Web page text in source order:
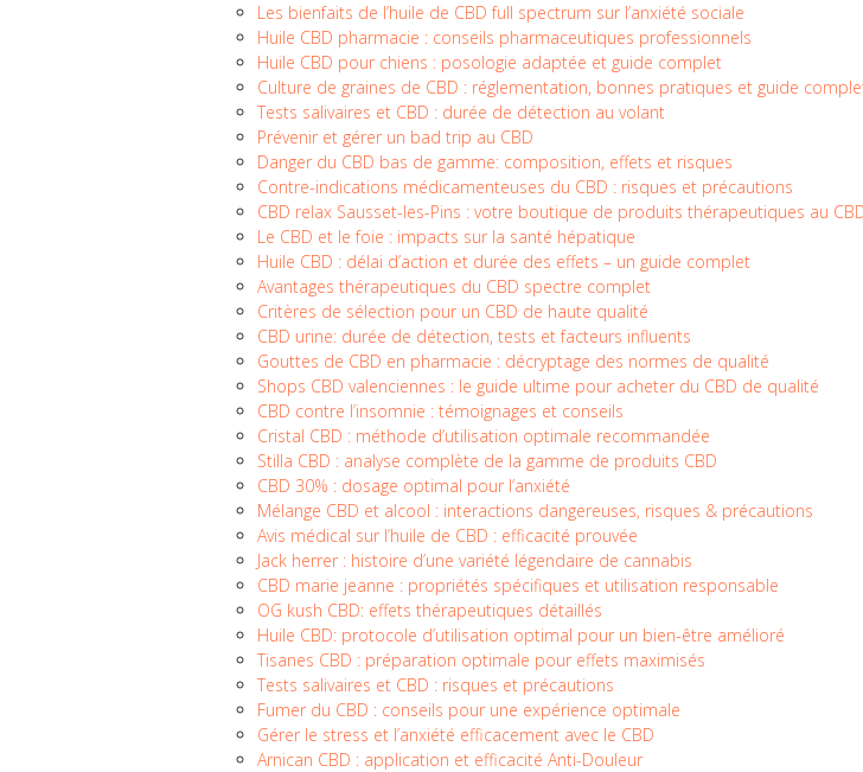
Les bienfaits de l’huile de CBD full spectrum sur l’anxiété sociale
Huile CBD pharmacie : conseils pharmaceutiques professionnels
Huile CBD pour chiens : posologie adaptée et guide complet
Culture de graines de CBD : réglementation, bonnes pratiques et guide
Tests salivaires et CBD : durée de détection au volant
Prévenir et gérer un bad trip au CBD
Danger du CBD bas de gamme: composition, effets et risques
Contre-indications médicamenteuses du CBD : risques et précautions
CBD relax Sausset-les-Pins : votre boutique de produits thérapeutiques au
Le CBD et le foie : impacts sur la santé hépatique
Huile CBD : délai d’action et durée des effets – un guide complet
Avantages thérapeutiques du CBD spectre complet
Critères de sélection pour un CBD de haute qualité
CBD urine: durée de détection, tests et facteurs influents
Gouttes de CBD en pharmacie : décryptage des normes de qualité
Shops CBD valenciennes : le guide ultime pour acheter du CBD de qualité
CBD contre l’insomnie : témoignages et conseils
Cristal CBD : méthode d’utilisation optimale recommandée
Stilla CBD : analyse complète de la gamme de produits CBD
CBD 30% : dosage optimal pour l’anxiété
Mélange CBD et alcool : interactions dangereuses, risques & précautions
Avis médical sur l’huile de CBD : efficacité prouvée
Jack herrer : histoire d’une variété légendaire de cannabis
CBD marie jeanne : propriétés spécifiques et utilisation responsable
OG kush CBD: effets thérapeutiques détaillés
Huile CBD: protocole d’utilisation optimal pour un bien-être amélioré
Tisanes CBD : préparation optimale pour effets maximisés
Tests salivaires et CBD : risques et précautions
Fumer du CBD : conseils pour une expérience optimale
Gérer le stress et l’anxiété efficacement avec le CBD
Arnican CBD : application et efficacité Anti-Douleur